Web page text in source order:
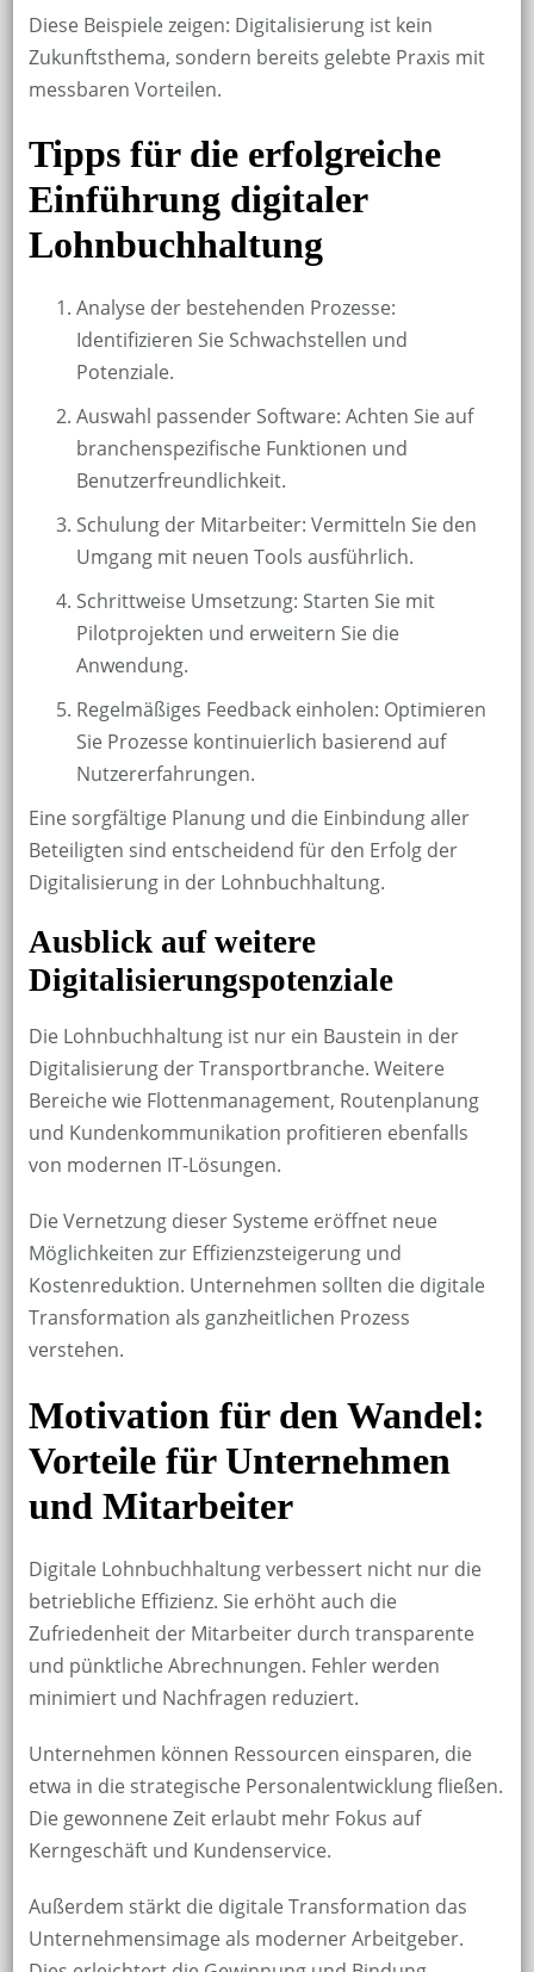
Diese Beispiele zeigen: Digitalisierung ist kein
Zukunftsthema, sondern bereits gelebte Praxis mit
messbaren Vorteilen.
Tipps für die erfolgreiche
Einführung digitaler
Lohnbuchhaltung
Analyse der bestehenden Prozesse:
Identifizieren Sie Schwachstellen und
Potenziale.
Auswahl passender Software: Achten Sie auf
branchenspezifische Funktionen und
Benutzerfreundlichkeit.
Schulung der Mitarbeiter: Vermitteln Sie den
Umgang mit neuen Tools ausführlich.
Schrittweise Umsetzung: Starten Sie mit
Pilotprojekten und erweitern Sie die
Anwendung.
Regelmäßiges Feedback einholen: Optimieren
Sie Prozesse kontinuierlich basierend auf
Nutzererfahrungen.
Eine sorgfältige Planung und die Einbindung aller
Beteiligten sind entscheidend für den Erfolg der
Digitalisierung in der Lohnbuchhaltung.
Ausblick auf weitere
Digitalisierungspotenziale
Die Lohnbuchhaltung ist nur ein Baustein in der
Digitalisierung der Transportbranche. Weitere
Bereiche wie Flottenmanagement, Routenplanung
und Kundenkommunikation profitieren ebenfalls
von modernen IT-Lösungen.
Die Vernetzung dieser Systeme eröffnet neue
Möglichkeiten zur Effizienzsteigerung und
Kostenreduktion. Unternehmen sollten die digitale
Transformation als ganzheitlichen Prozess
verstehen.
Motivation für den Wandel:
Vorteile für Unternehmen
und Mitarbeiter
Digitale Lohnbuchhaltung verbessert nicht nur die
betriebliche Effizienz. Sie erhöht auch die
Zufriedenheit der Mitarbeiter durch transparente
und pünktliche Abrechnungen. Fehler werden
minimiert und Nachfragen reduziert.
Unternehmen können Ressourcen einsparen, die
etwa in die strategische Personalentwicklung fließen.
Die gewonnene Zeit erlaubt mehr Fokus auf
Kerngeschäft und Kundenservice.
Außerdem stärkt die digitale Transformation das
Unternehmensimage als moderner Arbeitgeber.